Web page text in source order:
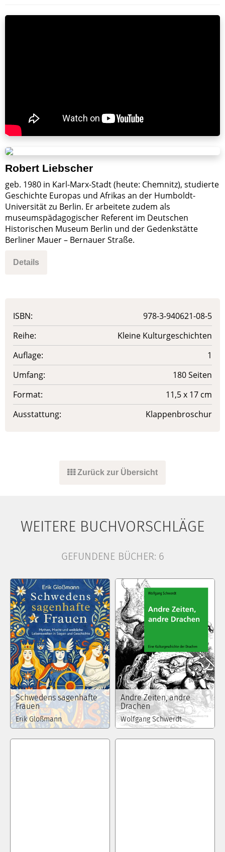
Robert Liebscher
geb. 1980 in Karl-Marx-Stadt (heute: Chemnitz), studierte
Geschichte Europas und Afrikas an der Humboldt-
Universität zu Berlin. Er arbeitete zudem als
museumspädagogischer Referent im Deutschen
Historischen Museum Berlin und der Gedenkstätte
Berliner Mauer – Bernauer Straße.
Details
ISBN:
978-3-940621-08-5
Reihe:
Kleine Kulturgeschichten
Auflage:
1
Umfang:
180 Seiten
Format:
11,5 x 17 cm
Ausstattung:
Klappenbroschur
Zurück zur Übersicht
WEITERE BUCHVORSCHLÄGE
GEFUNDENE BÜCHER: 6
Schwedens sagenhafte
Frauen
Erik Gloßmann
Andre Zeiten, andre
Drachen
Wolfgang Schwerdt